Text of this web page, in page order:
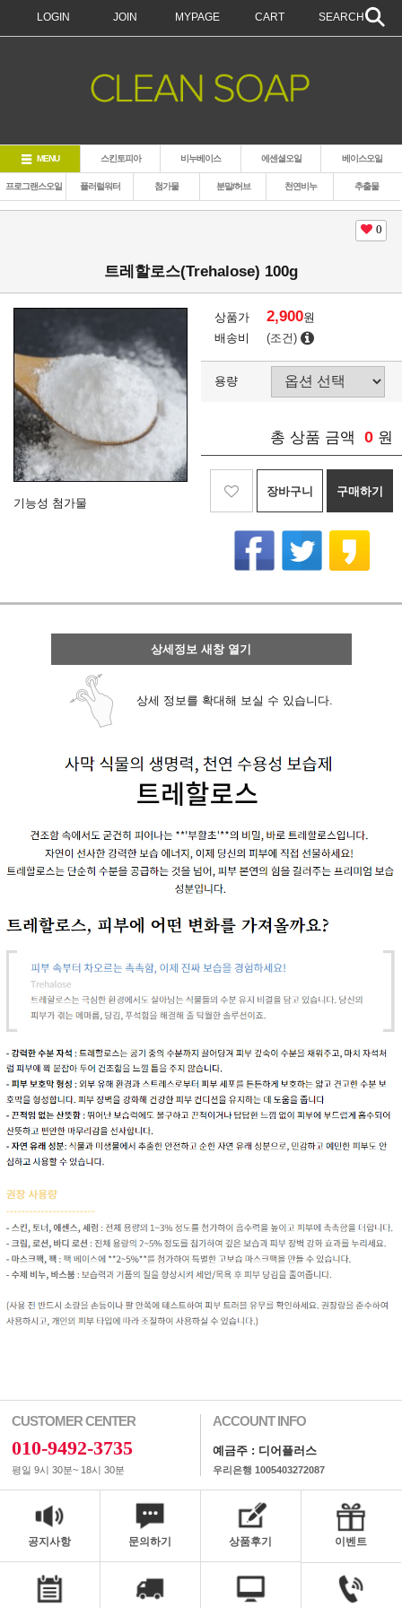
LOGIN JOIN MYPAGE CART SEARCH
MENU 스킨토피아 비누베이스 에센셜오일 베이스오일
프로그랜스오일 플러럴워터 첨가물 분말/허브 천연비누 추출물
0
트레할로스(Trehalose) 100g
기능성 첨가물
상품가 2,900원
배송비
(조건)
용량
총 상품 금액 0 원
장바구니 구매하기
상세정보 새창 열기
상세 정보를 확대해 보실 수 있습니다.
CUSTOMER CENTER
010-9492-3735
평일 9시 30분~ 18시 30분
ACCOUNT INFO
예금주 : 디어플러스
우리은행 1005403272087
공지사항 문의하기 상품후기 이벤트